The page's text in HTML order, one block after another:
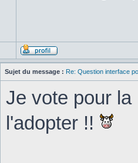
Sujet du message : Re: Question interface
Je vote pour
l'adopter !!